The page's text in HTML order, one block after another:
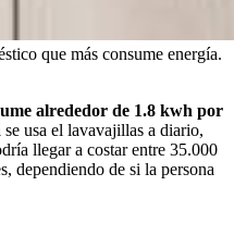
que más consume energía.
alrededor de 1.8 kwh por
se usa el lavavajillas a diario,
llegar a costar entre 35.000
dependiendo de si la persona